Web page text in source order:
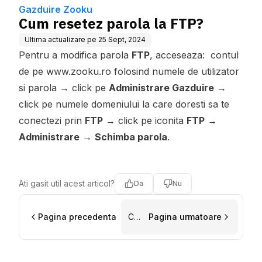
Gazduire Zooku
Cum resetez parola la FTP?
Ultima actualizare pe 25 Sept, 2024
Pentru a modifica parola FTP, acceseaza: contul
de pe www.zooku.ro folosind numele de utilizator
si parola → click pe Administrare Gazduire →
click pe numele domeniului la care doresti sa te
conectezi prin FTP → click pe iconita FTP →
Administrare → Schimba parola.
Ati gasit util acest articol? Da Nu
Pagina precedenta
Ce
de
Pagina urmatoare